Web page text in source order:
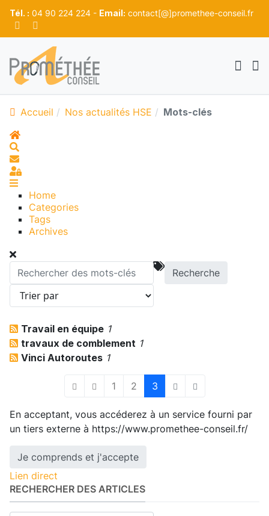
Tél. : 04 90 224 224 - Email: contact[@]promethee-conseil.fr
Accueil Nos actualités HSE
Mots-clés
Home
S'abonner au blog
Sign In
Home
Categories
Tags
Archives
Recherche
Travail en équipe 1
travaux de comblement 1
Vinci Autoroutes 1
First Page
Previous Page
1 2 3
Next Page
Last Page
En acceptant, vous accéderez à un service fourni par
un tiers externe à https://www.promethee-conseil.fr/
Je comprends et j'accepte
Lien direct
RECHERCHER DES ARTICLES